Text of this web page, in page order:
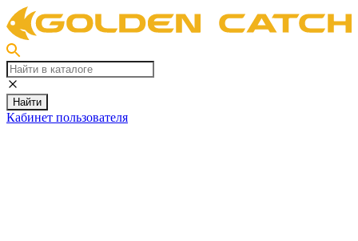
Найти
Кабинет пользователя